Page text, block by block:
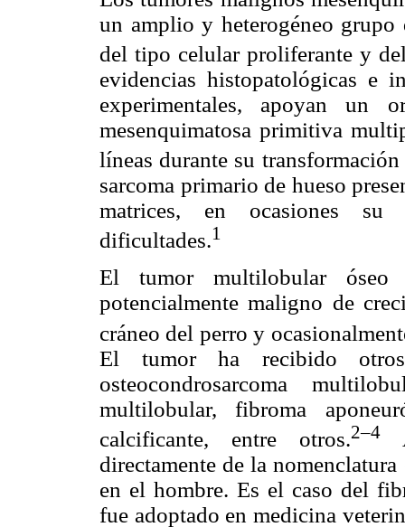
un amplio y heterogéneo grupo
del tipo celular proliferante y
evidencias histopatológicas e
experimentales, apoyan
mesenquimatosa primitiva
líneas durante su transformación
sarcoma primario de hueso
matrices, en ocasiones su
dificultades.1
El tumor multilobular óseo
potencialmente maligno de
cráneo del perro y
El tumor ha recibido otros
osteocondrosarcoma
multilobular, fibroma
calcificante, entre otros.2–4
directamente de la
en el hombre. Es el caso del
fue adoptado en medicina